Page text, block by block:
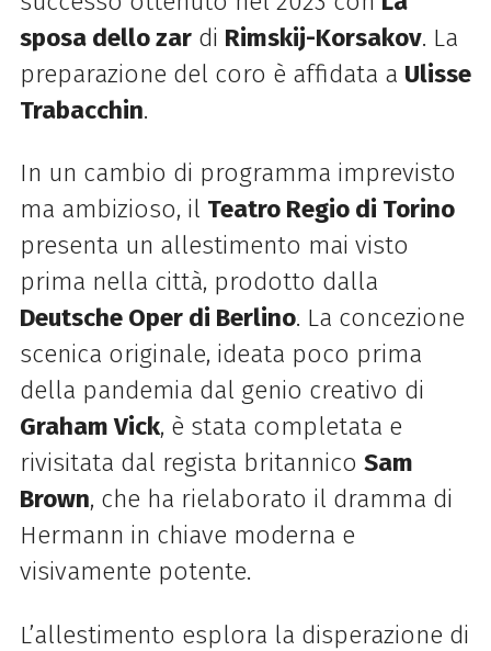
sposa dello zardi Rimskij-Korsakov. La
preparazione del coro è affidata a Ulisse
Trabacchin.
In un cambio di programma imprevisto
ma ambizioso, il Teatro Regio di Torino
presenta un allestimento mai visto
prima nella città, prodotto dalla
Deutsche Oper di Berlino. La concezione
scenica originale, ideata poco prima
della pandemia dal genio creativo di
Graham Vick, è stata completata e
rivisitata dal regista britannico Sam
Brown, che ha rielaborato il dramma di
Hermann in chiave moderna e
visivamente potente.
L’allestimento esplora la disperazione di